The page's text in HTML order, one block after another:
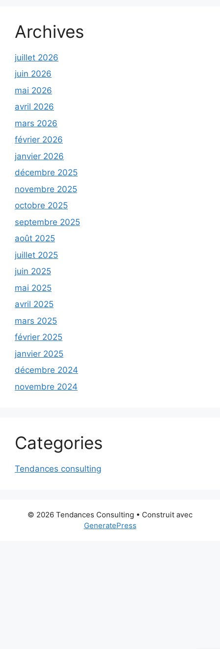
Archives
juillet 2026
juin 2026
mai 2026
avril 2026
mars 2026
février 2026
janvier 2026
décembre 2025
novembre 2025
octobre 2025
septembre 2025
août 2025
juillet 2025
juin 2025
mai 2025
avril 2025
mars 2025
février 2025
janvier 2025
décembre 2024
novembre 2024
Categories
Tendances consulting
© 2026 Tendances Consulting • Construit avec
GeneratePress